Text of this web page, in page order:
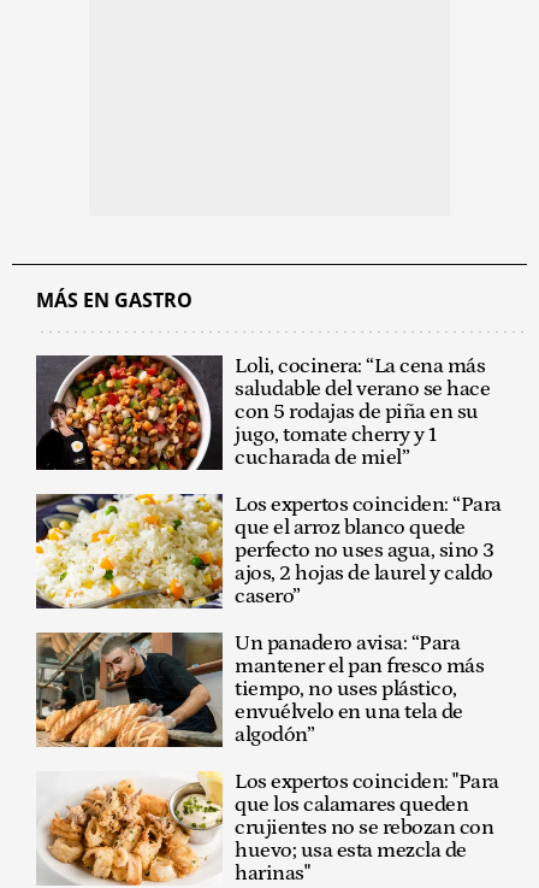
MÁS EN GASTRO
Loli, cocinera: “La cena más
saludable del verano se hace
con 5 rodajas de piña en su
jugo, tomate cherry y 1
cucharada de miel”
Los expertos coinciden: “Para
que el arroz blanco quede
perfecto no uses agua, sino 3
ajos, 2 hojas de laurel y caldo
casero”
Un panadero avisa: “Para
mantener el pan fresco más
tiempo, no uses plástico,
envuélvelo en una tela de
algodón”
Los expertos coinciden: "Para
que los calamares queden
crujientes no se rebozan con
huevo; usa esta mezcla de
harinas"